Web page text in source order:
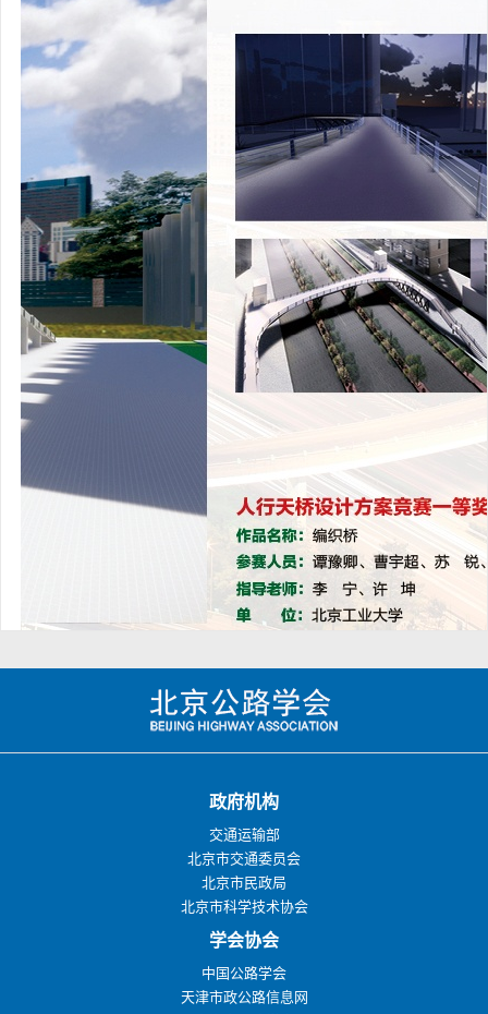
政府机构
交通运输部
北京市交通委员会
北京市民政局
北京市科学技术协会
学会协会
中国公路学会
天津市政公路信息网